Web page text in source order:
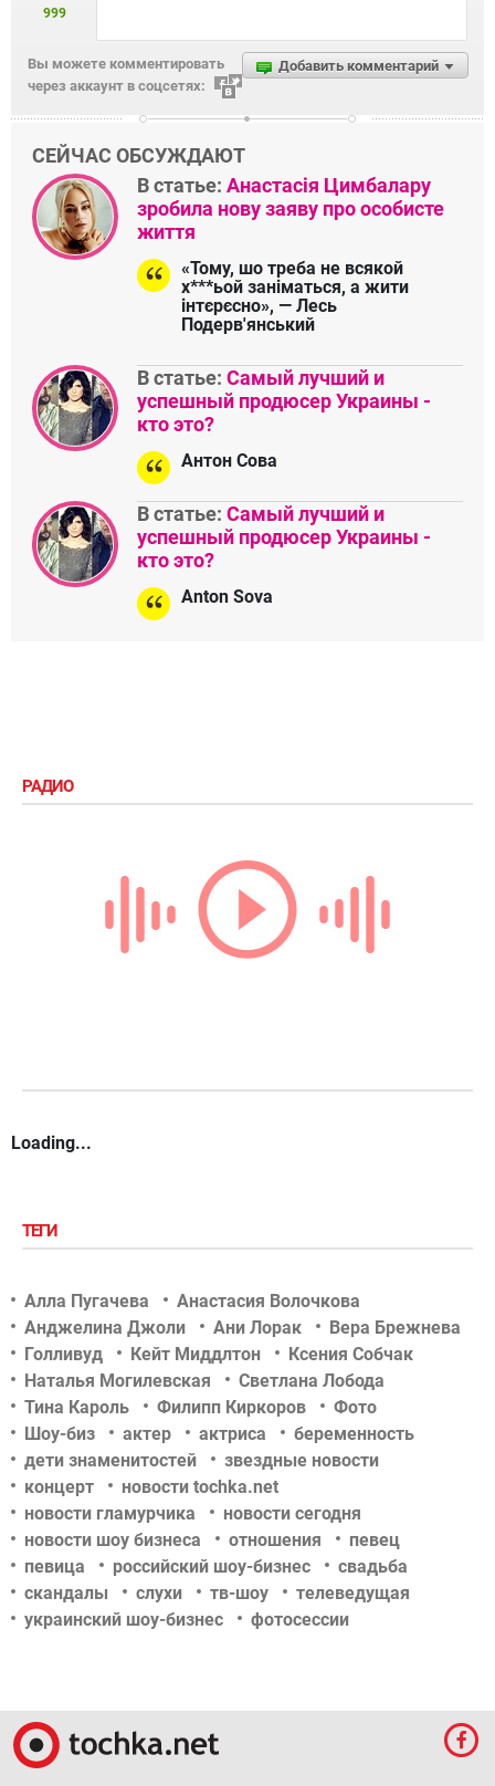
999
Добавить комментарий
Вы можете комментировать
через аккаунт в соцсетях:
СЕЙЧАС ОБСУЖДАЮТ
В статье: Анастасія Цимбалару
зробила нову заяву про особисте
життя
«Тому, шо треба не всякой
х***ьой заніматься, а жити
інтєрєсно», — Лесь
Подерв'янський
В статье: Самый лучший и
успешный продюсер Украины -
кто это?
Антон Сова
В статье: Самый лучший и
успешный продюсер Украины -
кто это?
Anton Sova
РАДИО
Loading...
ТЕГИ
Алла Пугачева
Анастасия Волочкова
Анджелина Джоли
Ани Лорак
Вера Брежнева
Голливуд
Кейт Миддлтон
Ксения Собчак
Наталья Могилевская
Светлана Лобода
Тина Кароль
Филипп Киркоров
Фото
Шоу-биз
актер актриса
беременность
дети знаменитостей
звездные новости
концерт
новости tochka.net
новости гламурчика
новости сегодня
новости шоу бизнеса
отношения
певец
певица
российский шоу-бизнес
свадьба
скандалы
слухи тв-шоу
телеведущая
украинский шоу-бизнес
фотосессии